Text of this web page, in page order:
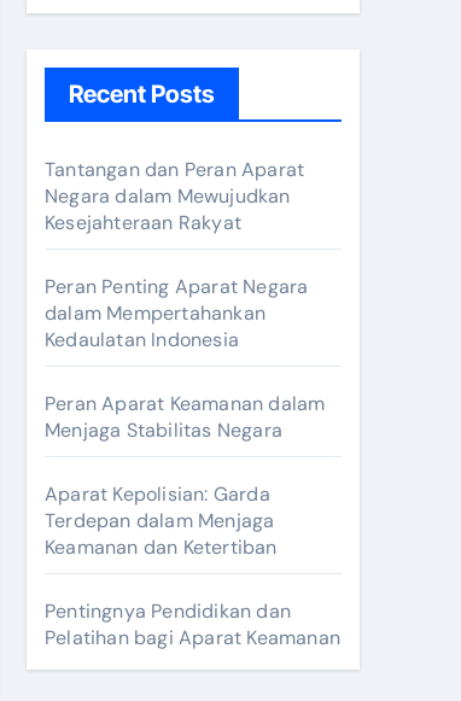
Recent Posts
Tantangan dan Peran Aparat
Negara dalam Mewujudkan
Kesejahteraan Rakyat
Peran Penting Aparat Negara
dalam Mempertahankan
Kedaulatan Indonesia
Peran Aparat Keamanan dalam
Menjaga Stabilitas Negara
Aparat Kepolisian: Garda
Terdepan dalam Menjaga
Keamanan dan Ketertiban
Pentingnya Pendidikan dan
Pelatihan bagi Aparat Keamanan